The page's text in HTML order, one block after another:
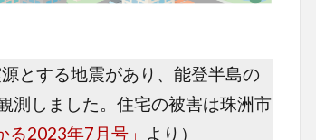
とする地震があり、能登半島の
測しました。住宅の被害は珠洲市
る2023年7月号」 より）